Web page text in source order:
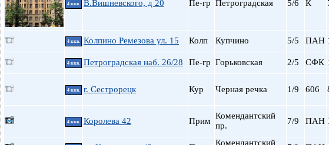
4 ккв. В.Вишневского, д 20 Пе-гр Петроградская 5/6 К
4 ккв. Колпино Ремезова ул. 15 Колп Купчино 5/5 ПАН
4 ккв. Петроградская наб. 26/28 Пе-гр Горьковская 2/5 СФК
4 ккв. г. Сестрорецк Кур Черная речка 1/9 606
4 ккв. Королева 42 Прим
Комендантский
пр.
7/9 ПАН
Комендантский